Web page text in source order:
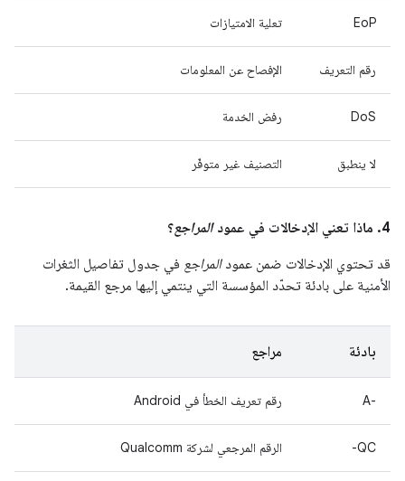
EoP تعلية الامتيازات
رقم التعريف الإفصاح عن المعلومات
DoS رفض الخدمة
لا ينطبق التصنيف غير متوفّر
4. ماذا تعني الإدخالات في عمود المراجع؟
قد تحتوي الإدخالات ضمن عمودالمراجع في جدول تفاصيل الثغرات
الأمنية على بادئة تحدّد المؤسسة التي ينتمي إليها مرجع القيمة.
بادئة مراجع
A-‎ رقم تعريف الخطأ في Android
QC- الرقم المرجعي لشركة Qualcomm